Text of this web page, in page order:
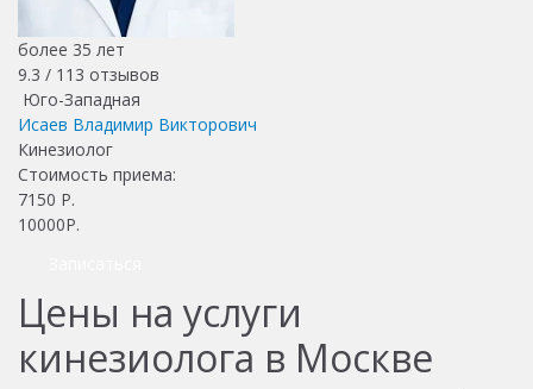
более 35 лет
9.3 / 113 отзывов
Юго-Западная
Исаев Владимир Викторович
Кинезиолог
Стоимость приема:
7150 Р.
10000Р.
Цены на услуги
кинезиолога в Москве